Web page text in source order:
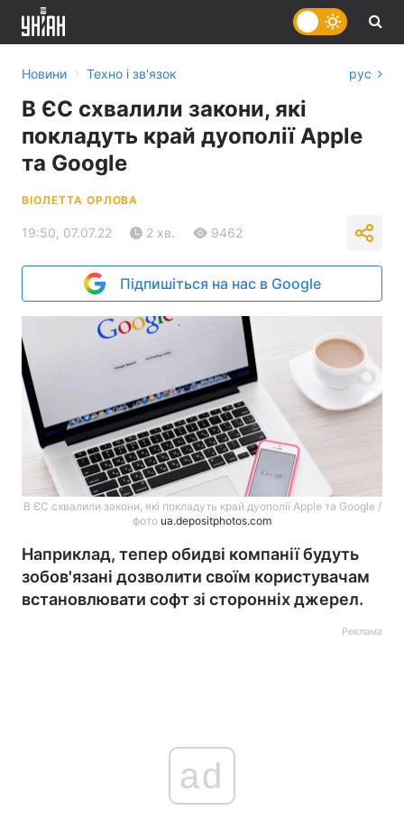
Новини › Техно і зв'язок рус
В ЄС схвалили закони, які
покладуть край дуополії Apple
та Google
ВІОЛЕТТА ОРЛОВА
19:50, 07.07.22 2 хв. 9462
Підпишіться на нас в Google
В ЄС схвалили закони, які покладуть край дуополії Apple та Google /
фото ua.depositphotos.com
Наприклад, тепер обидві компанії будуть
зобов'язані дозволити своїм користувачам
встановлювати софт зі сторонніх джерел.
Реклама
ad